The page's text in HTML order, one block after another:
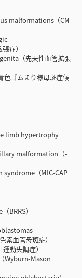
（CM-
症）
（先天性血管拡張
ゴムまり様母斑症候
limb hypertrophy
malformation（-
（MIC-CAP
）
血管母斑症）
動失調症）
Mason